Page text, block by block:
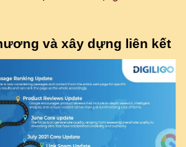
và xây dựng liên kết